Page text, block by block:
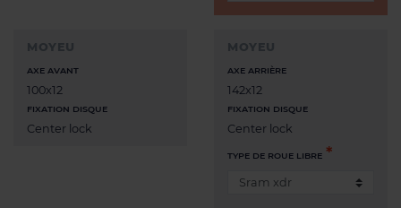
MOYEU
AXE AVANT
100x12
FIXATION DISQUE
Center lock
MOYEU
AXE ARRIÈRE
142x12
FIXATION DISQUE
Center lock
TYPE DE ROUE LIBRE